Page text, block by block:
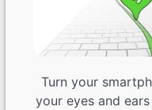
Turn your
your eyes and